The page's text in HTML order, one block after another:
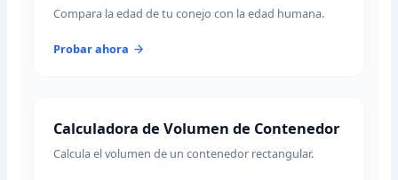
Compara la edad de tu conejo con la edad humana.
Probar ahora
Calculadora de Volumen de Contenedor
Calcula el volumen de un contenedor rectangular.